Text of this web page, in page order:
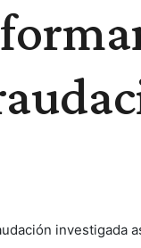
investigada